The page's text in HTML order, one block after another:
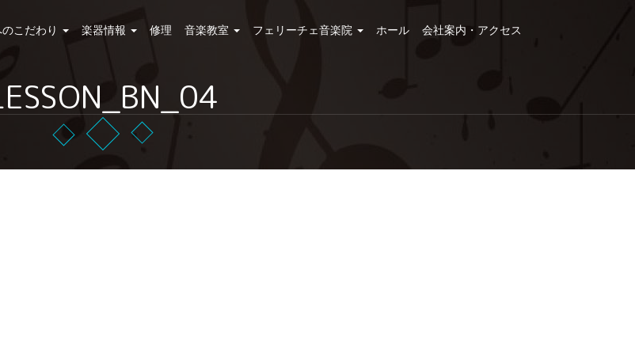
こだわり 楽器情報 修理 音楽教室 フェリーチェ音楽院 ホール 会社案内・アクセス